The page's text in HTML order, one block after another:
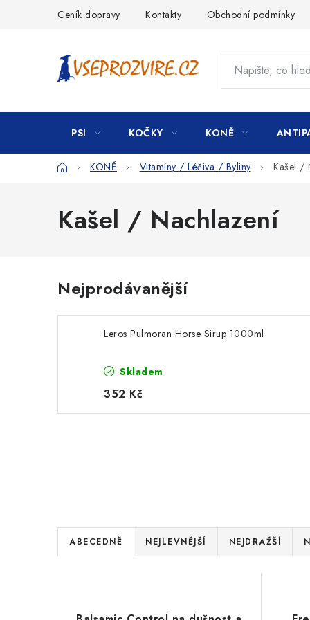
Ceník dopravy Kontakty Obchodní podmínky
PSI KOČKY KONĚ
DomůKONĚ Vitamíny / Léčiva / Byliny Kašel /
Kašel / Nachlazení
Nejprodávanější
Leros Pulmoran Horse Sirup 1000ml
Skladem
352 Kč
Ř
a
ABECEDNĚ NEJLEVNĚJŠÍ NEJDRAŽŠÍ